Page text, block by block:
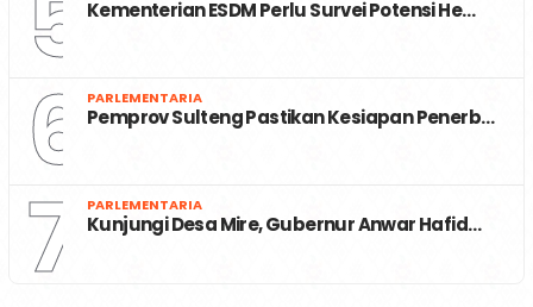
Kementerian ESDM Perlu Survei Potensi He…
6 PARLEMENTARIA
Pemprov Sulteng Pastikan Kesiapan Penerb…
7 PARLEMENTARIA
Kunjungi Desa Mire, Gubernur Anwar Hafid…